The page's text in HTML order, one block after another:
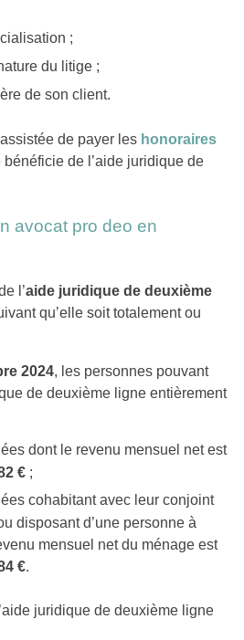
;
du litige ;
de son client.
de payer les honoraires
bénéficie de l’aide juridique de
pro deo en
l’aide juridique de deuxième
qu’elle soit totalement ou
2024, les personnes pouvant
de deuxième ligne entièrement
dont le revenu mensuel net est
€ ;
cohabitant avec leur conjoint
disposant d’une personne à
mensuel net du ménage est
€.
juridique de deuxième ligne